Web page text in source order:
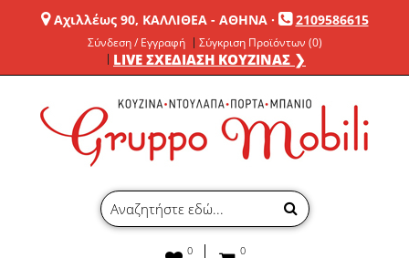
Αχιλλέως 90, ΚΑΛΛΙΘΕΑ - ΑΘΗΝΑ· 2109586615
Σύνδεση / Εγγραφή Σύγκριση Προϊόντων (0)
LIVE ΣΧΕΔΙΑΣΗ ΚΟΥΖΙΝΑΣ ❯
0 0